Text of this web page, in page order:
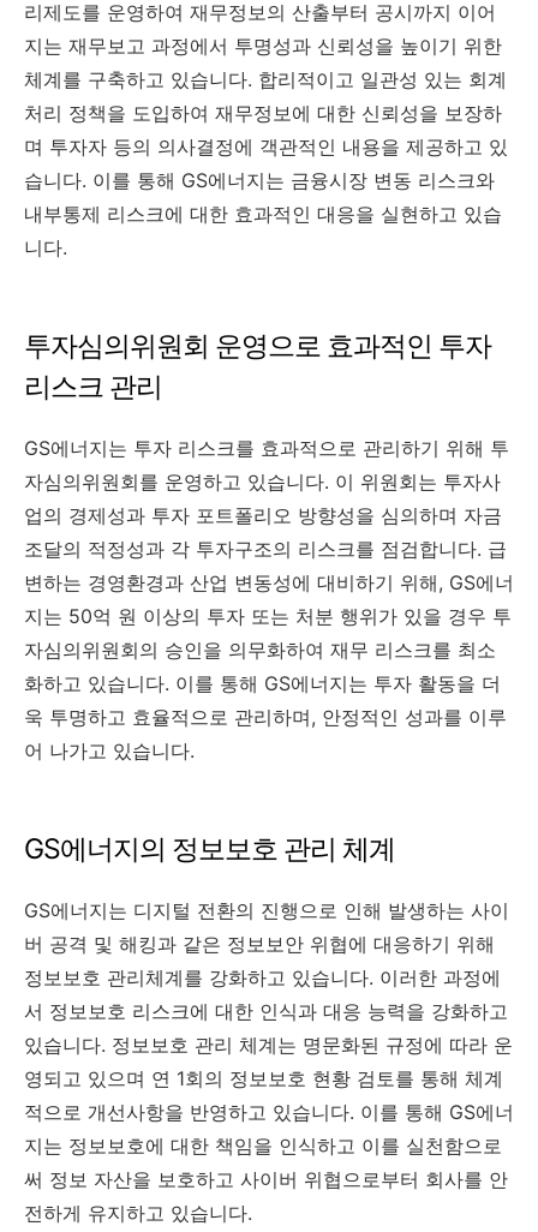
리제도를 운영하여 재무정보의 산출부터 공시까지 이어
지는 재무보고 과정에서 투명성과 신뢰성을 높이기 위한
체계를 구축하고 있습니다. 합리적이고 일관성 있는 회계
처리 정책을 도입하여 재무정보에 대한 신뢰성을 보장하
며 투자자 등의 의사결정에 객관적인 내용을 제공하고 있
습니다. 이를 통해 GS에너지는 금융시장 변동 리스크와
내부통제 리스크에 대한 효과적인 대응을 실현하고 있습
니다.
투자심의위원회 운영으로 효과적인 투자
리스크 관리
GS에너지는 투자 리스크를 효과적으로 관리하기 위해 투
자심의위원회를 운영하고 있습니다. 이 위원회는 투자사
업의 경제성과 투자 포트폴리오 방향성을 심의하며 자금
조달의 적정성과 각 투자구조의 리스크를 점검합니다. 급
변하는 경영환경과 산업 변동성에 대비하기 위해, GS에너
지는 50억 원 이상의 투자 또는 처분 행위가 있을 경우 투
자심의위원회의 승인을 의무화하여 재무 리스크를 최소
화하고 있습니다. 이를 통해 GS에너지는 투자 활동을 더
욱 투명하고 효율적으로 관리하며, 안정적인 성과를 이루
어 나가고 있습니다.
GS에너지의 정보보호 관리 체계
GS에너지는 디지털 전환의 진행으로 인해 발생하는 사이
버 공격 및 해킹과 같은 정보보안 위협에 대응하기 위해
정보보호 관리체계를 강화하고 있습니다. 이러한 과정에
서 정보보호 리스크에 대한 인식과 대응 능력을 강화하고
있습니다. 정보보호 관리 체계는 명문화된 규정에 따라 운
영되고 있으며 연 1회의 정보보호 현황 검토를 통해 체계
적으로 개선사항을 반영하고 있습니다. 이를 통해 GS에너
지는 정보보호에 대한 책임을 인식하고 이를 실천함으로
써 정보 자산을 보호하고 사이버 위협으로부터 회사를 안
전하게 유지하고 있습니다.